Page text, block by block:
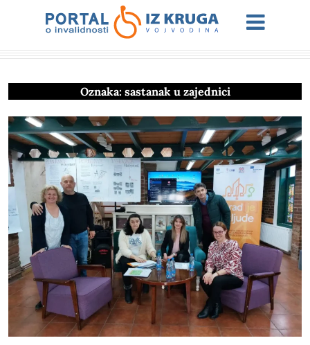
Oznaka: sastanak u zajednici